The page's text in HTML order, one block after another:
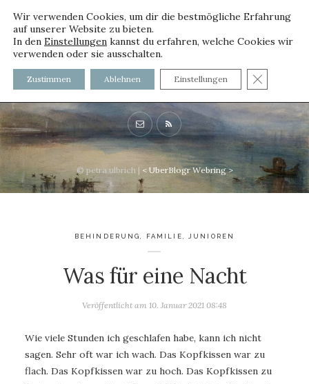
voller worte - mit und ohne
Innenfutter
© petra ulbrich | < UberBlogr Webring >
BEHINDERUNG, FAMILIE, JUNIOREN
Was für eine Nacht
Veröffentlicht am 10. Januar 2021 08:48
Wie viele Stunden ich geschlafen habe, kann ich nicht
sagen. Sehr oft war ich wach. Das Kopfkissen war zu
flach. Das Kopfkissen war zu hoch. Das Kopfkissen zu
Wir verwenden Cookies, um dir die bestmögliche Erfahrung
auf unserer Website zu bieten.
In den Einstellungen kannst du erfahren, welche Cookies wir
verwenden oder sie ausschalten.
Zustimmen Ablehnen Einstellungen GDPR